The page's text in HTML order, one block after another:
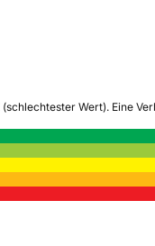
Wert). Eine